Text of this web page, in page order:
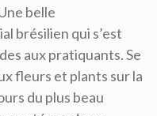
belle
brésilien qui s’est
aux pratiquants. Se
fleurs et plants sur la
du plus beau